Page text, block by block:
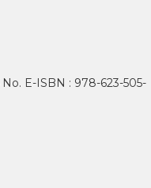
E-ISBN : 978-623-505-